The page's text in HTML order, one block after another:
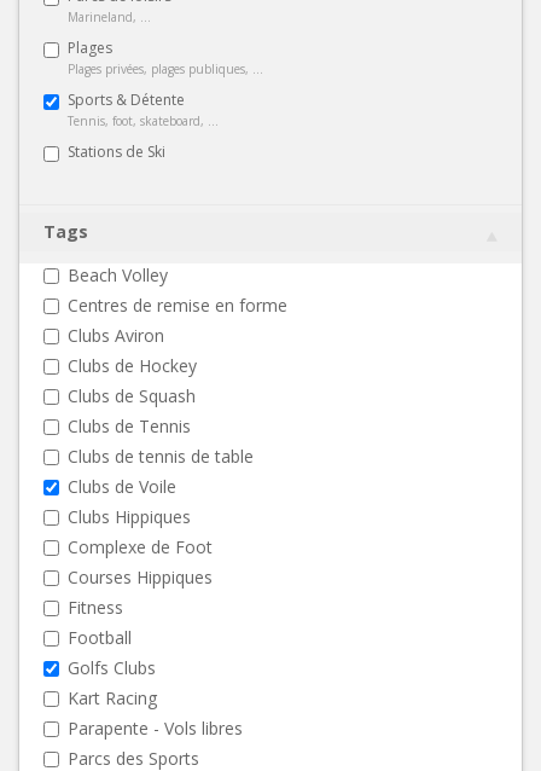
Marineland, ...
Plages
Plages privées, plages publiques, ...
Sports & Détente
Tennis, foot, skateboard, ...
Stations de Ski
Tags
Beach Volley
Centres de remise en forme
Clubs Aviron
Clubs de Hockey
Clubs de Squash
Clubs de Tennis
Clubs de tennis de table
Clubs de Voile
Clubs Hippiques
Complexe de Foot
Courses Hippiques
Fitness
Football
Golfs Clubs
Kart Racing
Parapente - Vols libres
Parcs des Sports